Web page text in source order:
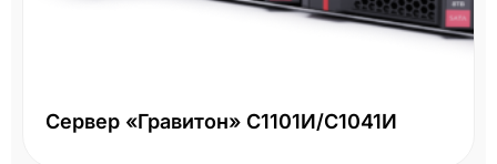
Сервер «Гравитон» С1101И/С1041И